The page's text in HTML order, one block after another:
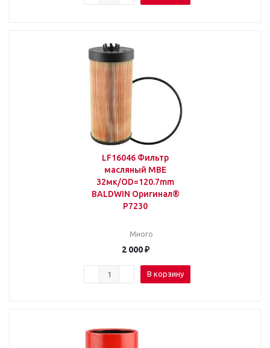
LF16046 Фильтр
масляный MBE
32мк/OD=120.7mm
BALDWIN Оригинал®
P7230
Много
2 000₽
В корзину